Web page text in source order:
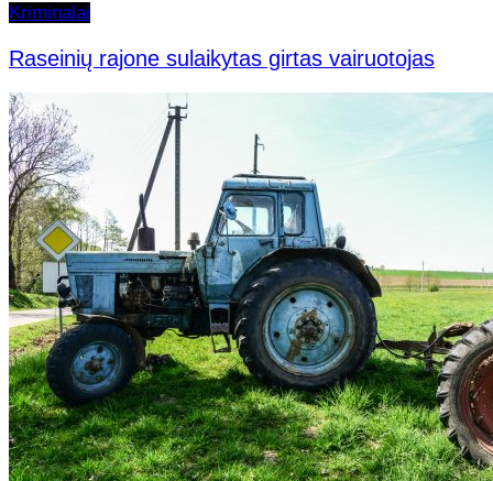
Kriminalai
Raseinių rajone sulaikytas girtas vairuotojas